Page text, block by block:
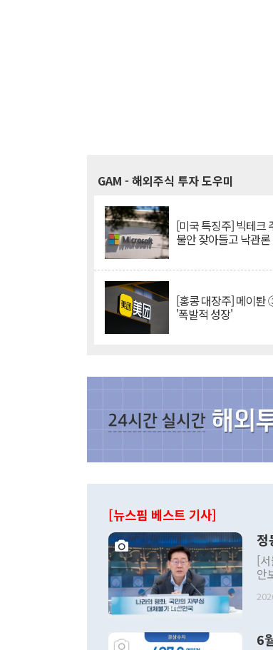
GAM - 해외주식 투자 도우미
[미국 특징주] 빅테크
불안 잦아들고 낙관
[홍콩 대장주] 메이퇀
'폭발적 성장'
[뉴스핌 베스트 기사]
정
[
안
발
주
6